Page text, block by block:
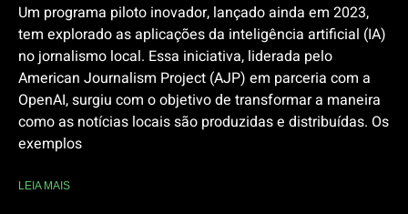
Um programa piloto inovador, lançado ainda em 2023,
tem explorado as aplicações da inteligência artificial (IA)
no jornalismo local. Essa iniciativa, liderada pelo
American Journalism Project (AJP) em parceria com a
OpenAI, surgiu com o objetivo de transformar a maneira
como as notícias locais são produzidas e distribuídas. Os
exemplos
LEIA MAIS